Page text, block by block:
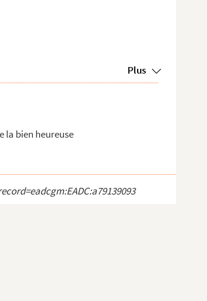
Plus
la bien heureuse